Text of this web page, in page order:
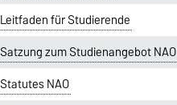
Leitfaden für Studierende
Satzung zum Studienangebot NAO
Statutes NAO